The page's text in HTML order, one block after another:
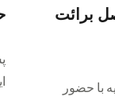
برائت
با حضور